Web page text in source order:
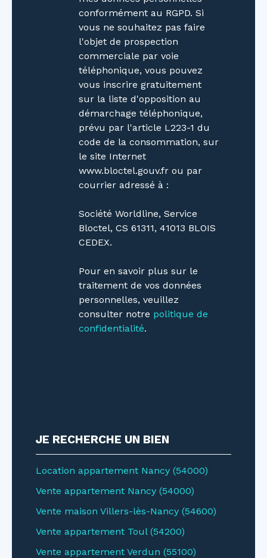
généraliste et un arrêt de bus. En 10 minutes à
pied, vous pourrez rejoindre un tramway, une
école élémentaire, plusieurs commerces
d'alimentation générale, un parc et un jardin.
Un hôpital est accessible en 10 minutes en
voiture. Honoraires à la charge du vendeur.
Dans une copropriété de 54 lots. Aucune
procédure n'est en cours. Classe énergie C,
Classe climat B Montant moyen estimé des
dépenses annuelles d'énergie pour un usage
standard, établi à partir des prix de l'énergie
de l'année 2023 : entre 960. 00 et 1360. 00 €.
Les informations sur les risques auxquels ce
bien est exposé sont disponibles sur le site
nous dès aujourd'hui pour une visite !
conformément au RGPD. Si
vous ne souhaitez pas faire
l'objet de prospection
commerciale par voie
téléphonique, vous pouvez
vous inscrire gratuitement
sur la liste d'opposition au
démarchage téléphonique,
prévu par l'article L223-1 du
code de la consommation, sur
le site Internet
www.bloctel.gouv.fr ou par
courrier adressé à :
Société Worldline, Service
Bloctel, CS 61311, 41013 BLOIS
CEDEX.
Pour en savoir plus sur le
traitement de vos données
personnelles, veuillez
consulter notre politique de
confidentialité.
JE RECHERCHE UN BIEN
Location appartement Nancy (54000)
Vente appartement Nancy (54000)
Vente maison Villers-lès-Nancy (54600)
Vente appartement Toul (54200)
Vente appartement Verdun (55100)